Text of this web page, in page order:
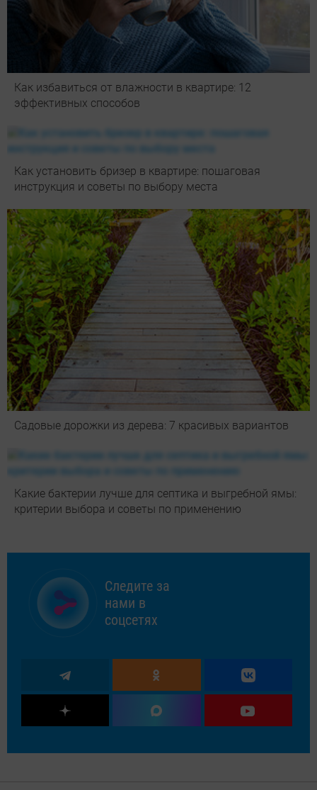
Как избавиться от влажности в квартире: 12
эффективных способов
Как установить бризер в квартире: пошаговая
инструкция и советы по выбору места
Садовые дорожки из дерева: 7 красивых вариантов
Какие бактерии лучше для септика и выгребной ямы:
критерии выбора и советы по применению
Следите за
нами в
соцсетях